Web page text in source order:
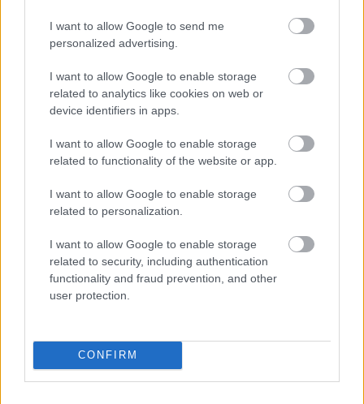
I want to allow Google to send me
personalized advertising.
I want to allow Google to enable storage
related to analytics like cookies on web or
device identifiers in apps.
I want to allow Google to enable storage
related to functionality of the website or app.
I want to allow Google to enable storage
related to personalization.
I want to allow Google to enable storage
related to security, including authentication
functionality and fraud prevention, and other
user protection.
CONFIRM
Luis Pérez (Valladolid, 490.000, 32 puntos)
Sergio González tiene la defensa en cuadro para medirse al
Elche el próximo martes. Bruno está sancionado, Kiko
Olivas y Raúl García Carnero lesionados, El Yamiq con
COVID-19 y Javi Sánchez se retiró del partido de Copa con
ya sea en su posición habitual o como central de urgencia.
El ex del Tenerife ha jugado 9 partidos en lo que va de
temporada con 3,56 puntos de media.